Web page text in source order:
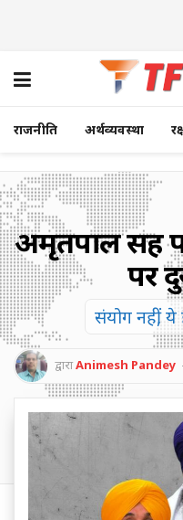
राजनीति अर्थव्यवस्था
अमृतपाल सिंह
पर
संयोग नहीं, ये
द्वाराAnimesh Pandey